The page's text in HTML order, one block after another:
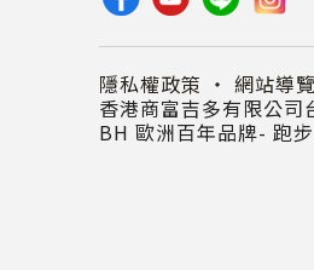
隱私權政策 ・ 網站導覽
香港商富吉多有限公
BH 歐洲百年品牌- 跑